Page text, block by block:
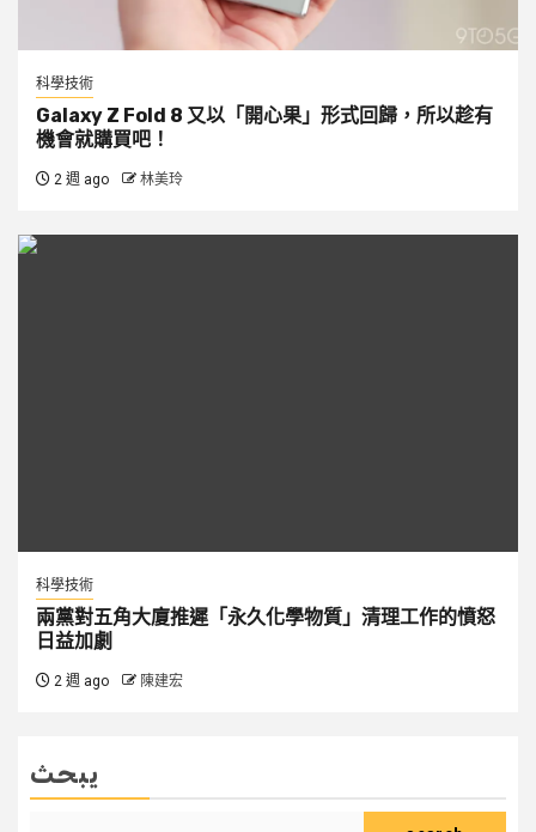
科學技術
Galaxy Z Fold 8 又以「開心果」形式回歸，所以趁有
機會就購買吧！
2 週 ago 林美玲
科學技術
兩黨對五角大廈推遲「永久化學物質」清理工作的憤怒
日益加劇
2 週 ago 陳建宏
يبحث